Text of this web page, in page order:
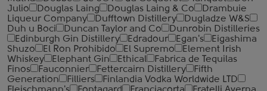
Julio
Douglas Laing Douglas Laing & Co
Drambuie
Liqueur Company
Dufftown Distillery
Dugladze W&S
Duh u Boci
Duncan Taylor and Co
Dunrobin Distilleries
Edinburgh Gin Distillery
Edradour Egan's
Eigashima
Shuzo
El Ron Prohibido El Supremo
Element Irish
Whiskey
Elephant Gin Ethical
Fabrica de Tequilas
Finos
Fauconnier Fettercairn Distillery
Fifth
Generation
Filliers
Finlandia Vodka Worldwide LTD